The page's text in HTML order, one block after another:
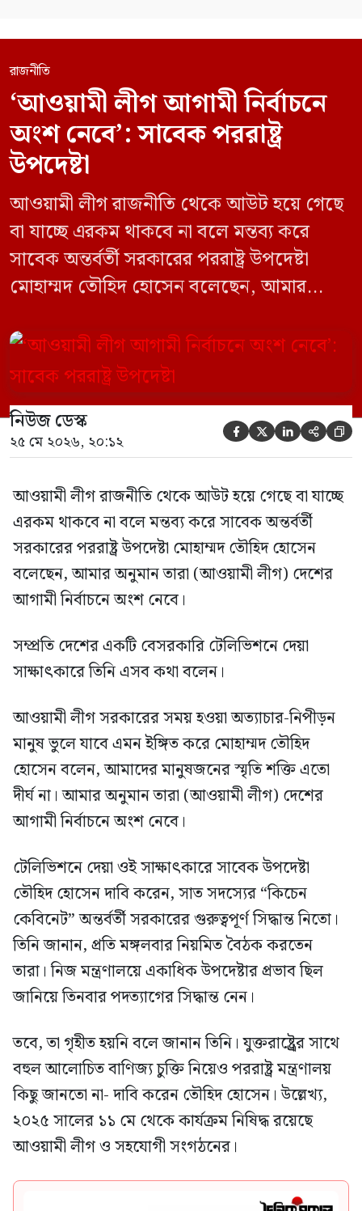
রাজনীতি
‘আওয়ামী লীগ আগামী নির্বাচনে
অংশ নেবে’: সাবেক পররাষ্ট্র
উপদেষ্টা
আওয়ামী লীগ রাজনীতি থেকে আউট হয়ে গেছে
বা যাচ্ছে এরকম থাকবে না বলে মন্তব্য করে
সাবেক অন্তর্বর্তী সরকারের পররাষ্ট্র উপদেষ্টা
মোহাম্মদ তৌহিদ হোসেন বলেছেন, আমার
নির্বাচনে অংশ নেবে। সম্প্রতি দেশের একটি
বেসরকারি টেলিভিশনে দেয়া সাক্ষাৎকারে তিনি
এসব কথা বলেন। আওয়ামী লীগ সরকারের সময়
হওয়া অত্যাচার-নিপীড়ন মানুষ ভুলে যাবে এমন
[…]
নিউজ ডেস্ক
২৫ মে ২০২৬, ২০:১২     
আওয়ামী লীগ রাজনীতি থেকে আউট হয়ে গেছে বা যাচ্ছে
এরকম থাকবে না বলে মন্তব্য করে সাবেক অন্তর্বর্তী
সরকারের পররাষ্ট্র উপদেষ্টা মোহাম্মদ তৌহিদ হোসেন
বলেছেন, আমার অনুমান তারা (আওয়ামী লীগ) দেশের
আগামী নির্বাচনে অংশ নেবে।
সম্প্রতি দেশের একটি বেসরকারি টেলিভিশনে দেয়া
সাক্ষাৎকারে তিনি এসব কথা বলেন।
আওয়ামী লীগ সরকারের সময় হওয়া অত্যাচার-নিপীড়ন
মানুষ ভুলে যাবে এমন ইঙ্গিত করে মোহাম্মদ তৌহিদ
হোসেন বলেন, আমাদের মানুষজনের স্মৃতি শক্তি এতো
দীর্ঘ না। আমার অনুমান তারা (আওয়ামী লীগ) দেশের
আগামী নির্বাচনে অংশ নেবে।
টেলিভিশনে দেয়া ওই সাক্ষাৎকারে সাবেক উপদেষ্টা
তৌহিদ হোসেন দাবি করেন, সাত সদস্যের “কিচেন
কেবিনেট” অন্তর্বর্তী সরকারের গুরুত্বপূর্ণ সিদ্ধান্ত নিতো।
তিনি জানান, প্রতি মঙ্গলবার নিয়মিত বৈঠক করতেন
তারা। নিজ মন্ত্রণালয়ে একাধিক উপদেষ্টার প্রভাব ছিল
জানিয়ে তিনবার পদত্যাগের সিদ্ধান্ত নেন।
তবে, তা গৃহীত হয়নি বলে জানান তিনি। যুক্তরাষ্ট্র্রের সাথে
বহুল আলোচিত বাণিজ্য চুক্তি নিয়েও পররাষ্ট্র মন্ত্রণালয়
কিছু জানতো না- দাবি করেন তৌহিদ হোসেন। উল্লেখ্য,
২০২৫ সালের ১১ মে থেকে কার্যক্রম নিষিদ্ধ রয়েছে
আওয়ামী লীগ ও সহযোগী সংগঠনের।